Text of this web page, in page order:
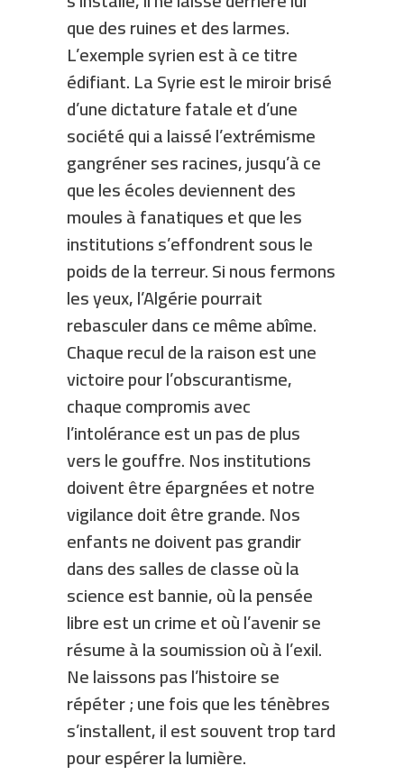
que des ruines et des larmes.
L’exemple syrien est à ce titre
édifiant. La Syrie est le miroir brisé
d’une dictature fatale et d’une
société qui a laissé l’extrémisme
gangréner ses racines, jusqu’à ce
que les écoles deviennent des
moules à fanatiques et que les
institutions s’effondrent sous le
poids de la terreur. Si nous fermons
les yeux, l’Algérie pourrait
rebasculer dans ce même abîme.
Chaque recul de la raison est une
victoire pour l’obscurantisme,
chaque compromis avec
l’intolérance est un pas de plus
vers le gouffre. Nos institutions
doivent être épargnées et notre
vigilance doit être grande. Nos
enfants ne doivent pas grandir
dans des salles de classe où la
science est bannie, où la pensée
libre est un crime et où l’avenir se
résume à la soumission où à l’exil.
Ne laissons pas l’histoire se
répéter ; une fois que les ténèbres
s’installent, il est souvent trop tard
pour espérer la lumière.